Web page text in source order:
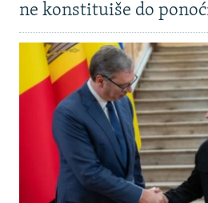
ne konstituiše do